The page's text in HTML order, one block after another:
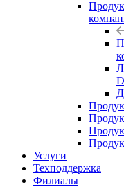
Услуги
Техподдержка
Филиалы